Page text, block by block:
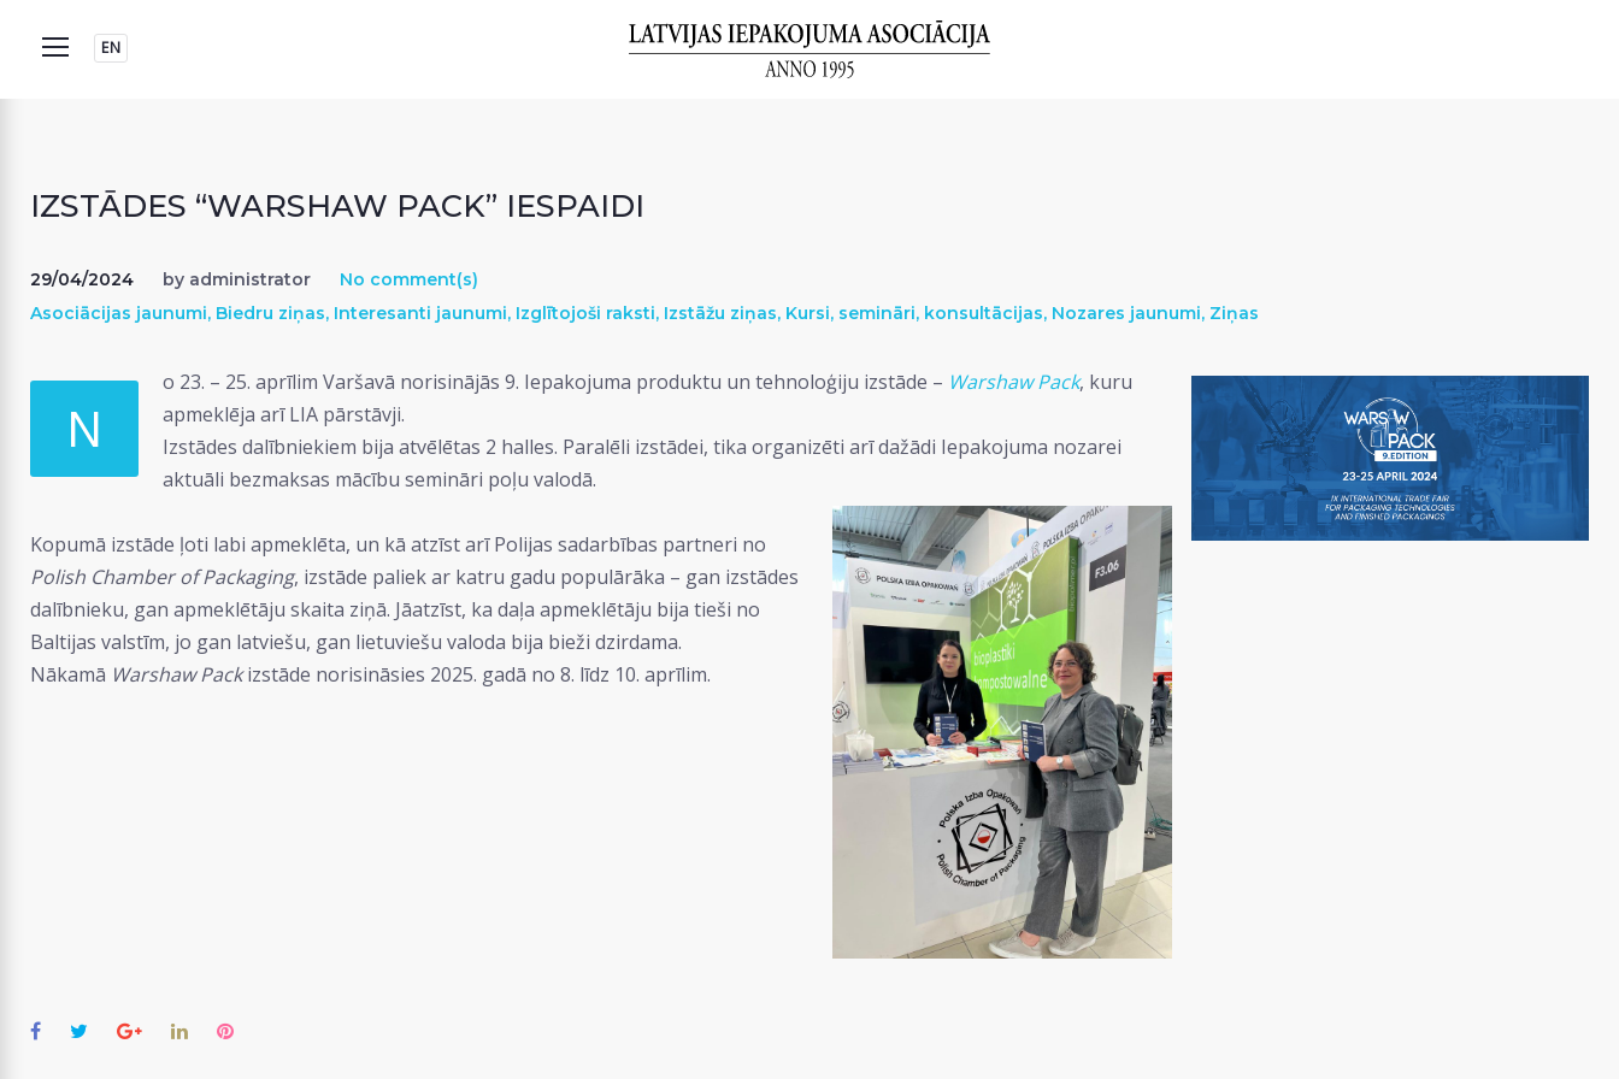
EN
IZSTĀDES “WARSHAW PACK” IESPAIDI
29/04/2024 by administrator
No comment(s)
Asociācijas jaunumi, Biedru ziņas, Interesanti jaunumi, Izglītojoši raksti, Izstāžu ziņas, Kursi, semināri, konsultācijas, Nozares jaunumi, Ziņas
N
o 23. – 25. aprīlim Varšavā norisinājās 9. Iepakojuma produktu un tehnoloģiju izstāde – Warshaw Pack, kuru
apmeklēja arī LIA pārstāvji.
Izstādes dalībniekiem bija atvēlētas 2 halles. Paralēli izstādei, tika organizēti arī dažādi Iepakojuma nozarei
aktuāli bezmaksas mācību semināri poļu valodā.
Kopumā izstāde ļoti labi apmeklēta, un kā atzīst arī Polijas sadarbības partneri no
Polish Chamber of Packaging, izstāde paliek ar katru gadu populārāka – gan izstādes
dalībnieku, gan apmeklētāju skaita ziņā. Jāatzīst, ka daļa apmeklētāju bija tieši no
Baltijas valstīm, jo gan latviešu, gan lietuviešu valoda bija bieži dzirdama.
Nākamā Warshaw Packizstāde norisināsies 2025. gadā no 8. līdz 10. aprīlim.
Facebook
TwitterGoogle+LinkedInPinterest